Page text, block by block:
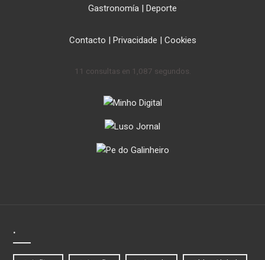
Gastronomía | Deporte
Contacto | Privacidade | Cookies
11 consultas en 1,087 segundos.
.